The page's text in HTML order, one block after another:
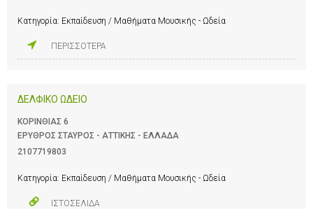
Κατηγορία: Εκπαίδευση / Μαθήματα Μουσικής - Ωδεία
ΠΕΡΙΣΣΟΤΕΡΑ
ΔΕΛΦΙΚΟ ΩΔΕΙΟ
ΚΟΡΙΝΘΙΑΣ 6
ΕΡΥΘΡΟΣ ΣΤΑΥΡΟΣ - ΑΤΤΙΚΗΣ - ΕΛΛΑΔΑ
2107719803
Κατηγορία: Εκπαίδευση / Μαθήματα Μουσικής - Ωδεία
ΙΣΤΟΣΕΛΙΔΑ